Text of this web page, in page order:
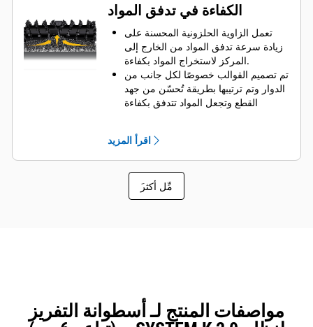
الكفاءة في تدفق المواد
تعمل الزاوية الحلزونية المحسنة على
زيادة سرعة تدفق المواد من الخارج إلى
المركز لاستخراج المواد بكفاءة.
تم تصميم القوالب خصوصًا لكل جانب من
الدوار وتم ترتيبها بطريقة تُحسّن من جهد
القطع وتجعل المواد تتدفق بكفاءة
لضمان أقصى قدرة على إخراج المواد من
ويقلل تصميم الدوار من تآكل المكونات
من خلال سرعة إزالة المواد من غرفة
القطع، مما يسهم في الحد من مقاومة
السحب، وتحسين الكفاءة العامة للماكينة
اقرأ المزيد
َمِّل أكثر
مواصفات المنتج لـ أسطوانة التفريز